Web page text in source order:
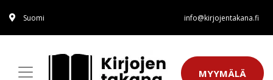
Suomi info@kirjojentakana.fi
MYYMÄLÄ